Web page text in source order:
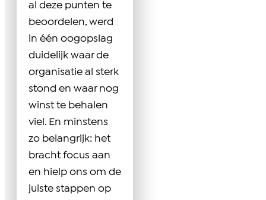
al deze punten te
beoordelen, werd
in één oogopslag
duidelijk waar de
organisatie al sterk
stond en waar nog
winst te behalen
viel. En minstens
zo belangrijk: het
bracht focus aan
en hielp ons om de
juiste stappen op